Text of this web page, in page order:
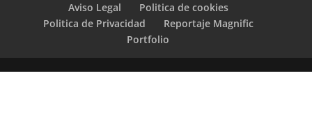
Aviso Legal
Politica de cookies
Politica de Privacidad
Reportaje Magnific
Portfolio